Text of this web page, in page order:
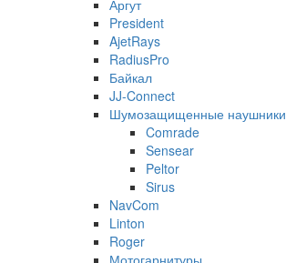
Аргут
President
AjetRays
RadiusPro
Байкал
JJ-Connect
Шумозащищенные наушники
Comrade
Sensear
Peltor
Sirus
NavCom
Linton
Roger
Мотогарнитуры